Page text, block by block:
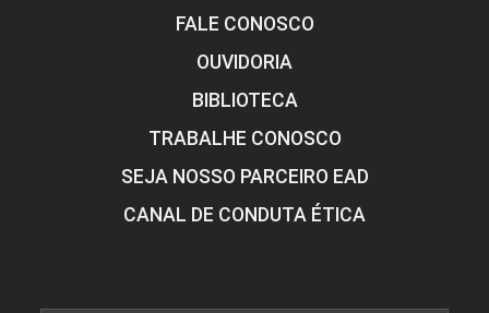
ESTRUTURAS DE CONCRETO
72
FALE CONOSCO
OUVIDORIA
BIBLIOTECA
TRABALHE CONOSCO
SEJA NOSSO PARCEIRO EAD
CANAL DE CONDUTA ÉTICA